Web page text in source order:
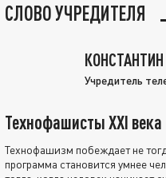
СЛОВО УЧРЕДИТЕЛЯ
Учредитель
Технофашисты XXI века
Технофашизм побеждает не
программа становится умнее